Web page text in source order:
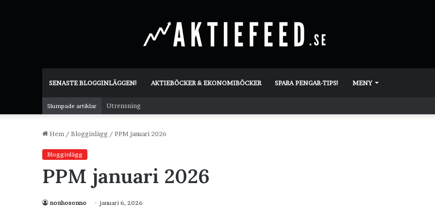
SENASTE BLOGGINLÄGGEN! AKTIEBÖCKER & EKONOMIBÖCKER SPARA PENGAR-TIPS! MENY
Slumpade artiklar Utrensning
Hem / Blogginlägg / PPM januari 2026
Blogginlägg
PPM januari 2026
nonhosonno januari 6, 2026